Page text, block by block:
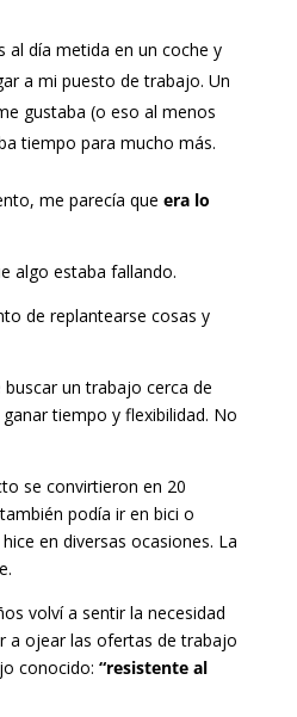
al día metida en un coche y
a mi puesto de trabajo. Un
gustaba (o eso al menos
tiempo para mucho más.
me parecía que era lo
algo estaba fallando.
de replantearse cosas y
un trabajo cerca de
tiempo y flexibilidad. No
se convirtieron en 20
podía ir en bici o
en diversas ocasiones. La
volví a sentir la necesidad
a ojear las ofertas de trabajo
conocido: “resistente al